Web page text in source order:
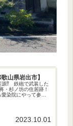
山県岩出市】
源⁉︎ 鉄砲で武装した
・杉ノ坊の住居跡！
染院にやって参り
2023.10.01